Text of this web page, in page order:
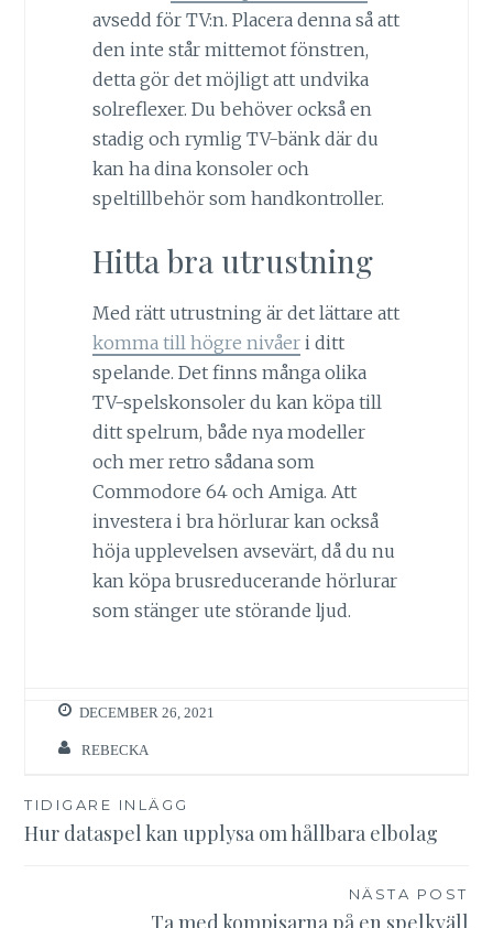
avsedd för TV:n. Placera denna så att
den inte står mittemot fönstren,
detta gör det möjligt att undvika
solreflexer. Du behöver också en
stadig och rymlig TV-bänk där du
kan ha dina konsoler och
speltillbehör som handkontroller.
Hitta bra utrustning
Med rätt utrustning är det lättare att
komma till högre nivåeri ditt
spelande. Det finns många olika
TV-spelskonsoler du kan köpa till
ditt spelrum, både nya modeller
och mer retro sådana som
Commodore 64 och Amiga. Att
investera i bra hörlurar kan också
höja upplevelsen avsevärt, då du nu
kan köpa brusreducerande hörlurar
som stänger ute störande ljud.
DECEMBER 26, 2021
REBECKA
Inläggsnavigering
TIDIGARE INLÄGG
Hur dataspel kan upplysa om hållbara elbolag
NÄSTA POST